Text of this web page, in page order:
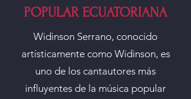
POPULAR ECUATORIANA
Widinson Serrano, conocido
artísticamente como Widinson, es
uno de los cantautores más
influyentes de la música popular